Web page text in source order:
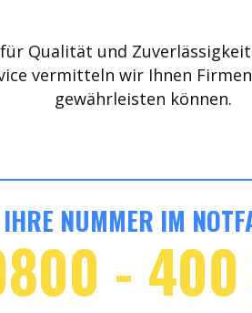
Qualität und
vermitteln wir Ihnen
gewährleisten können.
IHRE NUMMER IM
- 400